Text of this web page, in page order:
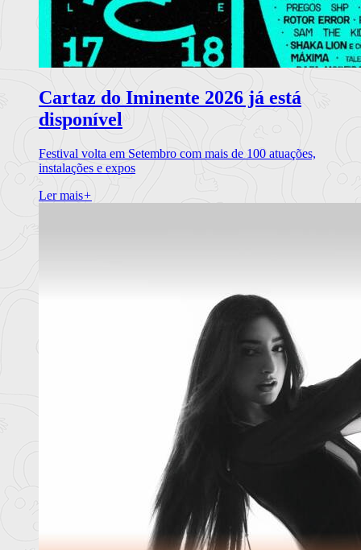
Cartaz do Iminente 2026 já está
disponível
Festival volta em Setembro com mais de 100 atuações,
instalações e expos
Ler mais+